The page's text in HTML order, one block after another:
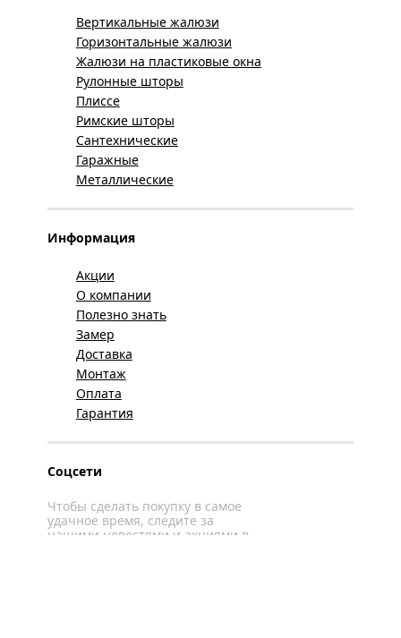
Вертикальные жалюзи
Горизонтальные жалюзи
Жалюзи на пластиковые окна
Рулонные шторы
Плиссе
Римские шторы
Сантехнические
Гаражные
Металлические
Информация
Акции
О компании
Полезно знать
Замер
Доставка
Монтаж
Оплата
Гарантия
Соцсети
Чтобы сделать покупку в самое
удачное время, следите за
нашими новостями и акциями в